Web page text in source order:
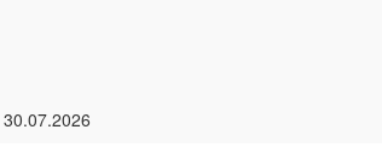
30.07.2026